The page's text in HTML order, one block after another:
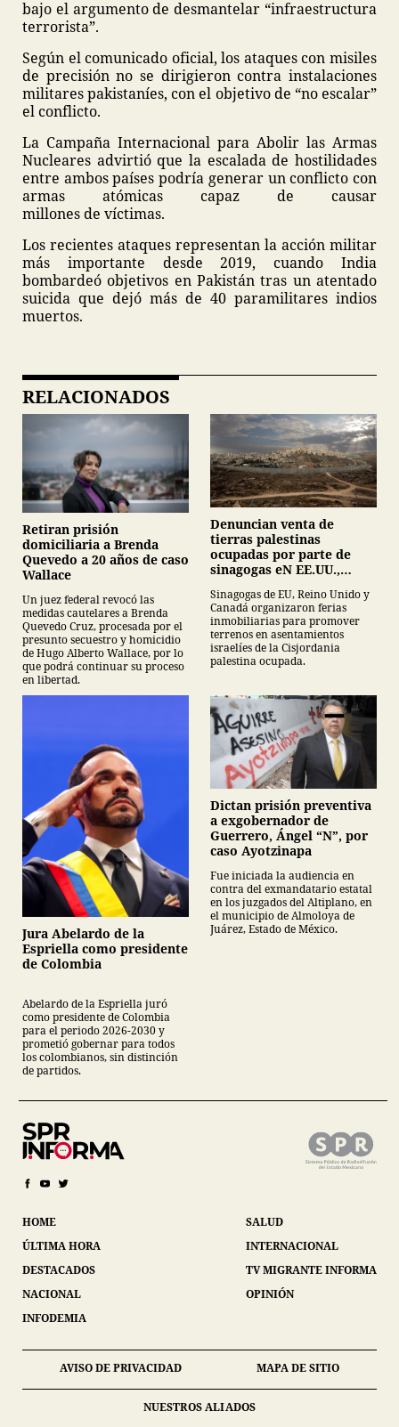
bajo el argumento de desmantelar “infraestructura
terrorista”.
Según el comunicado oficial, los ataques con misiles
de precisión no se dirigieron contra instalaciones
militares pakistaníes, con el objetivo de “no escalar”
el conflicto.
La Campaña Internacional para Abolir las Armas
Nucleares advirtió que la escalada de hostilidades
entre ambos países podría generar un conflicto con
armas atómicas capaz de causar
millones de víctimas.
Los recientes ataques representan la acción militar
más importante desde 2019, cuando India
bombardeó objetivos en Pakistán tras un atentado
suicida que dejó más de 40 paramilitares indios
muertos.
RELACIONADOS
Retiran prisión
domiciliaria a Brenda
Quevedo a 20 años de caso
Wallace
Un juez federal revocó las
medidas cautelares a Brenda
Quevedo Cruz, procesada por el
presunto secuestro y homicidio
de Hugo Alberto Wallace, por lo
que podrá continuar su proceso
en libertad.
Denuncian venta de
tierras palestinas
ocupadas por parte de
sinagogas eN EE.UU.,
Sinagogas de EU, Reino Unido y
Canadá organizaron ferias
inmobiliarias para promover
terrenos en asentamientos
israelíes de la Cisjordania
palestina ocupada.
Jura Abelardo de la
Espriella como presidente
de Colombia
Abelardo de la Espriella juró
como presidente de Colombia
para el periodo 2026-2030 y
prometió gobernar para todos
los colombianos, sin distinción
de partidos.
Dictan prisión preventiva
a exgobernador de
Guerrero, Ángel “N”, por
caso Ayotzinapa
Fue iniciada la audiencia en
contra del exmandatario estatal
en los juzgados del Altiplano, en
el municipio de Almoloya de
Juárez, Estado de México.
HOME
ÚLTIMA HORA
DESTACADOS
NACIONAL
INFODEMIA
SALUD
INTERNACIONAL
TV MIGRANTE INFORMA
OPINIÓN
AVISO DE PRIVACIDAD MAPA DE SITIO
NUESTROS ALIADOS